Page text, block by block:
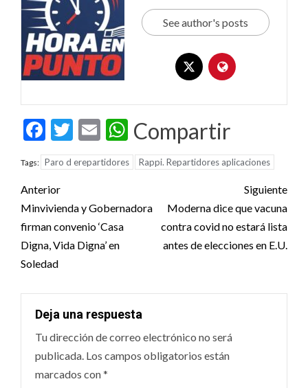
See author's posts
Facebook
Twitter
EmailWhatsApp
Compartir
Tags: Paro d erepartidores Rappi. Repartidores aplicaciones
Post
navigation
Anterior
Minvivienda y Gobernadora
firman convenio ‘Casa
Digna, Vida Digna’ en
Soledad
Siguiente
Moderna dice que vacuna
contra covid no estará lista
antes de elecciones en E.U.
Deja una respuesta
Tu dirección de correo electrónico no será
publicada. Los campos obligatorios están
marcados con*